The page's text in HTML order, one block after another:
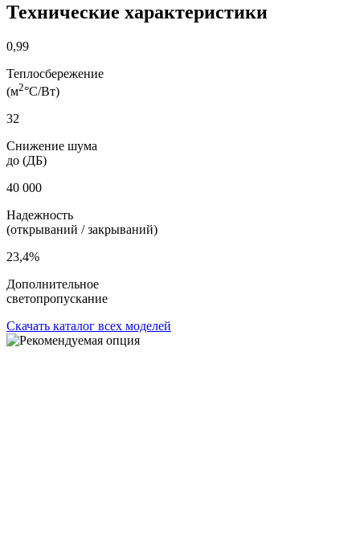
Технические характеристики
0,99
Теплосбережение
(м2°С/Bт)
32
Снижение шума
до (ДБ)
40 000
Надежность
(открываний / закрываний)
23,4%
Дополнительное
светопропускание
Скачать каталог всех моделей